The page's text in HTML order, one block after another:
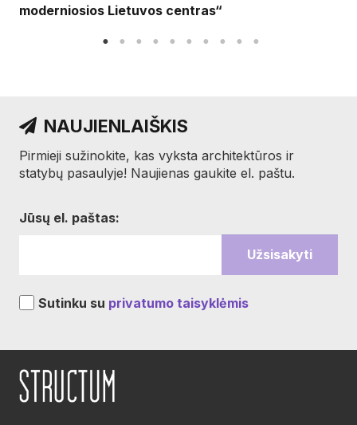
moderniosios Lietuvos centras“
NAUJIENLAIŠKIS
Pirmieji sužinokite, kas vyksta architektūros ir
statybų pasaulyje! Naujienas gaukite el. paštu.
Jūsų el. paštas:
Sutinku su privatumo taisyklėmis